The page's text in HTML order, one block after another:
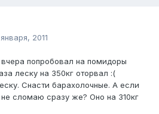
2011
попробовал на помидоры
леску на 350кг оторвал :(
Снасти барахолочные. А если
сломаю сразу же? Оно на 310кг